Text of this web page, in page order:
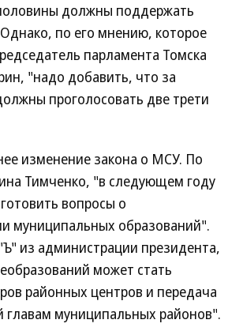
должны поддержать
по его мнению, которое
парламента Томска
"надо добавить, что за
проголосовать две трети
изменение закона о МСУ. По
Тимченко, "в следующем году
вопросы о
муниципальных образований".
из администрации президента,
может стать
районных центров и передача
муниципальных районов".